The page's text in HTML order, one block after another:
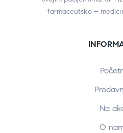
farmaceutsko –
Na
O